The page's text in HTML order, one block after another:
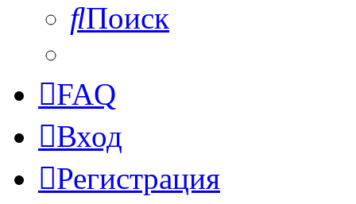
Поиск
FAQ
Вход
Регистрация